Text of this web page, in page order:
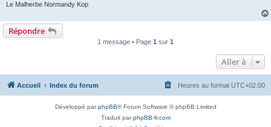
Le Malherbe Normandy Kop
Répondre
1 message • Page 1 sur 1
Aller à
Accueil Index du forum Heures au format UTC+02:00
Développé parphpBB® Forum Software © phpBB Limited
Traduit parphpBB-fr.com